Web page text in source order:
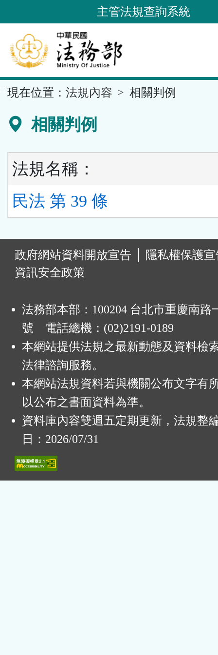
到
要
內
容
區
主管法規查詢系統
現在位置： 法規內容 相關判例
相關判例
法規名稱：
民法 第 39 條
政府網站資料開放宣告
隱私權保護
資訊安全政策
法務部本部：100204 台北市重慶南路
號 電話總機：(02)2191-0189
本網站提供法規之最新動態及資料檢
法律諮詢服務。
本網站法規資料若與機關公布文字有
以公布之書面資料為準。
資料庫內容雙週五定期更新，法規整
日：2026/07/31